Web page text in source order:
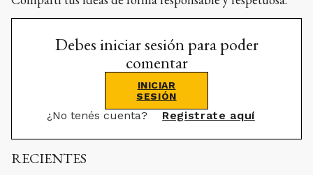
Debes iniciar sesión para poder
comentar
INICIAR
SESIÓN
¿No tenés cuenta? Registrate aquí
RECIENTES